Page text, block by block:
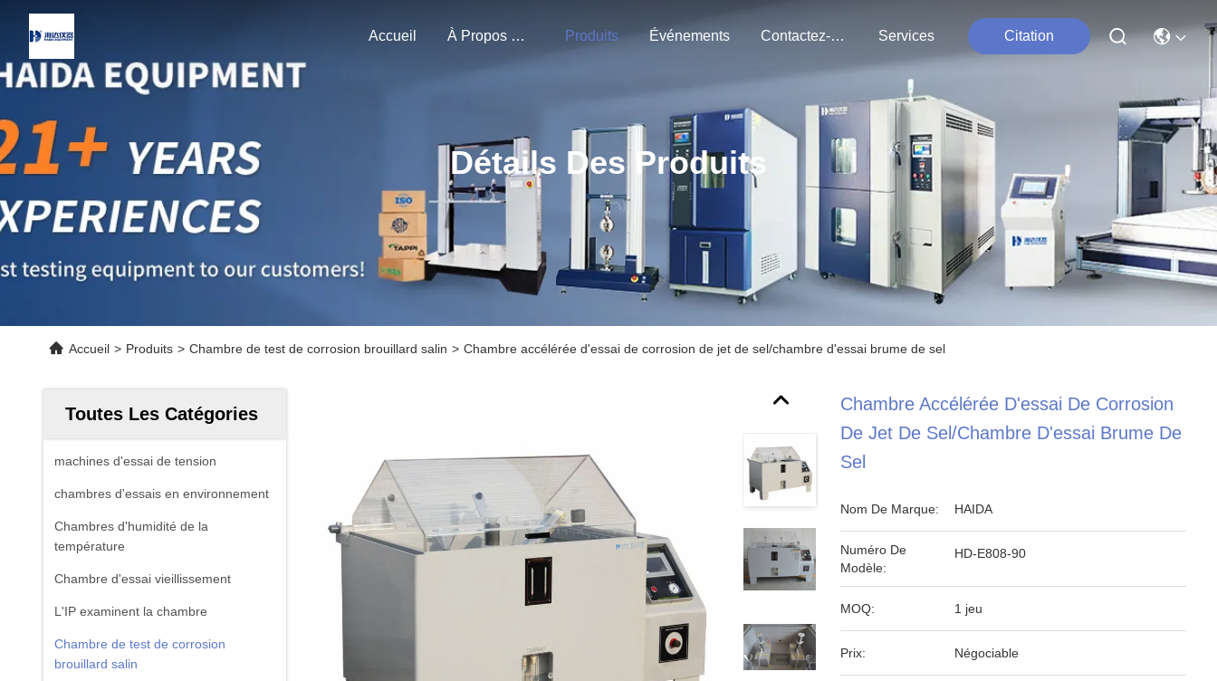
Accueil À Propos De Nous Produits Événements Contactez-Nous Services Citation
Détails Des Produits
Accueil > Produits > Chambre de test de corrosion brouillard salin > Chambre accélérée d'essai de corrosion de jet de sel/chambre d'essai brume de sel
Toutes Les Catégories
machines d'essai de tension
chambres d'essais en environnement
Chambres d'humidité de la
température
Chambre d'essai vieillissement
L'IP examinent la chambre
Chambre de test de corrosion
brouillard salin
Chambre Accélérée D'essai De Corrosion
De Jet De Sel/chambre D'essai Brume De
Sel
Nom De Marque: HAIDA
Numéro De
Modèle:
HD-E808-90
MOQ: 1 jeu
Prix: Négociable